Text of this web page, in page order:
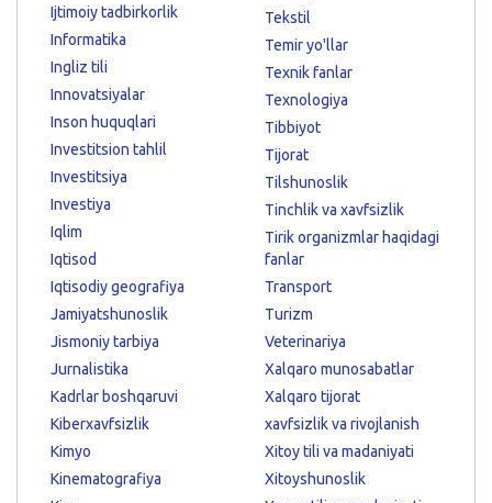
Ijtimoiy tadbirkorlik
Informatika
Ingliz tili
Innovatsiyalar
Inson huquqlari
Investitsion tahlil
Investitsiya
Investiya
Iqlim
Iqtisod
Iqtisodiy geografiya
Jamiyatshunoslik
Jismoniy tarbiya
Jurnalistika
Kadrlar boshqaruvi
Kiberxavfsizlik
Kimyo
Kinematografiya
Tekstil
Temir yo'llar
Texnik fanlar
Texnologiya
Tibbiyot
Tijorat
Tilshunoslik
Tinchlik va xavfsizlik
Tirik organizmlar haqidagi
fanlar
Transport
Turizm
Veterinariya
Xalqaro munosabatlar
Xalqaro tijorat
xavfsizlik va rivojlanish
Xitoy tili va madaniyati
Xitoyshunoslik